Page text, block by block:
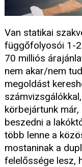
Van statikai
függőfolyosói 1-2
70 milliós
nem akar/nem
megoldást
körbejártunk
beszedni a
több lenne a
mostaninak a
felelőssége lesz,